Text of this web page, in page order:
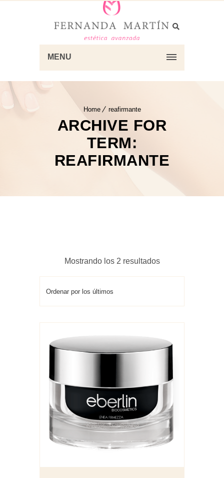
MENU
Home reafirmante
ARCHIVE FOR
TERM:
REAFIRMANTE
Mostrando los 2 resultadosOrdenado
por